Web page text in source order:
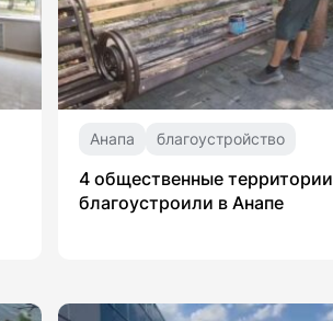
Анапа благоустройство
4 общественные территории
благоустроили в Анапе